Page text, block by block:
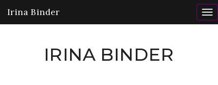
Irina Binder
IRINA BINDER